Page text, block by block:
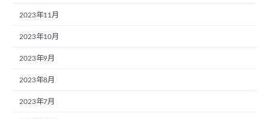
2023年11月
2023年10月
2023年9月
2023年8月
2023年7月